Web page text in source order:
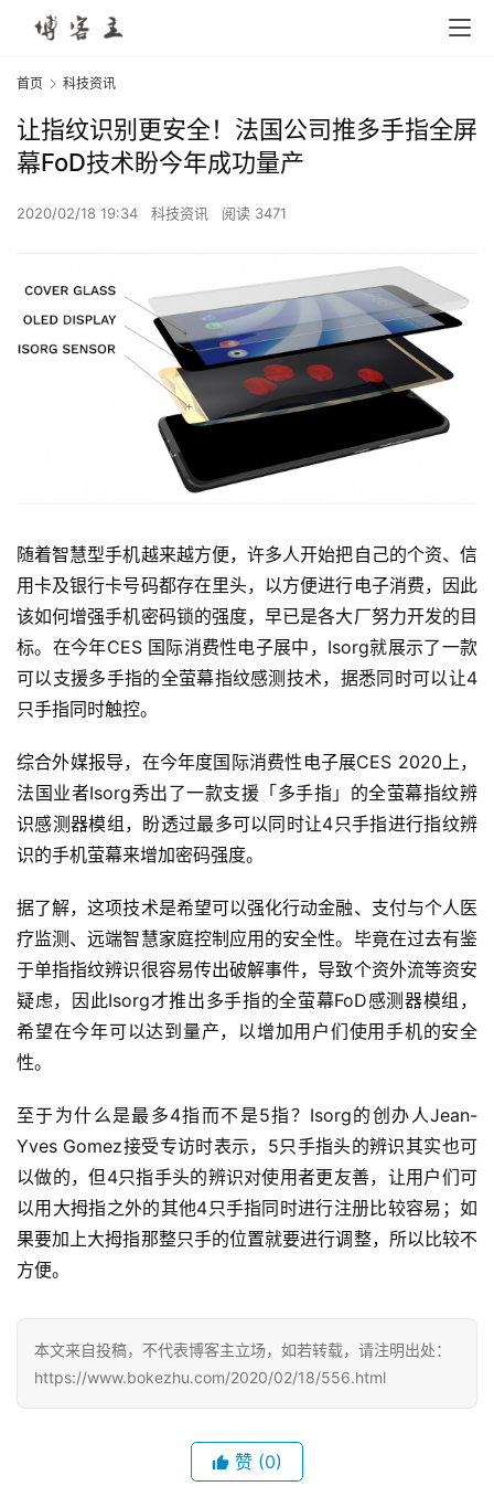
首
页
科
首页 科技资讯
让指纹识别更安全！法国公司推多手指全屏
幕FoD技术盼今年成功量产
2020/02/18 19:34 科技资讯 阅读 3471
随着智慧型手机越来越方便，许多人开始把自己的个资、信
用卡及银行卡号码都存在里头，以方便进行电子消费，因此
该如何增强手机密码锁的强度，早已是各大厂努力开发的目
标。在今年CES 国际消费性电子展中，Isorg就展示了一款
可以支援多手指的全萤幕指纹感测技术，据悉同时可以让4
只手指同时触控。
综合外媒报导，在今年度国际消费性电子展CES 2020上，
法国业者Isorg秀出了一款支援「多手指」的全萤幕指纹辨
识感测器模组，盼透过最多可以同时让4只手指进行指纹辨
识的手机萤幕来增加密码强度。
据了解，这项技术是希望可以强化行动金融、支付与个人医
疗监测、远端智慧家庭控制应用的安全性。毕竟在过去有鉴
于单指指纹辨识很容易传出破解事件，导致个资外流等资安
疑虑，因此Isorg才推出多手指的全萤幕FoD感测器模组，
希望在今年可以达到量产，以增加用户们使用手机的安全
性。
至于为什么是最多4指而不是5指？Isorg的创办人Jean-
Yves Gomez接受专访时表示，5只手指头的辨识其实也可
以做的，但4只指手头的辨识对使用者更友善，让用户们可
以用大拇指之外的其他4只手指同时进行注册比较容易；如
果要加上大拇指那整只手的位置就要进行调整，所以比较不
方便。
本文来自投稿，不代表博客主立场，如若转载，请注明出处：
https://www.bokezhu.com/2020/02/18/556.html
赞 (0)